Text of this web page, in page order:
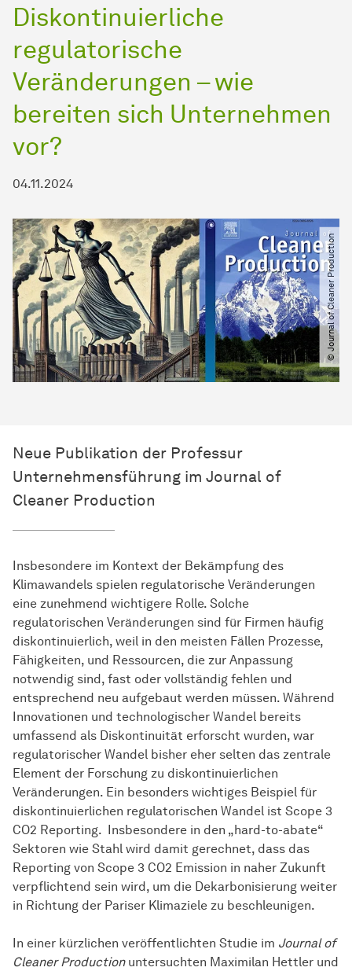
Diskontinuierliche
regulatorische
Veränderungen – wie
bereiten sich Unternehmen
vor?
04.11.2024
© Journal of Cleaner Production
Neue Publikation der Professur
Unternehmensführung im Journal of
Cleaner Production
Insbesondere im Kontext der Bekämpfung des
Klimawandels spielen regulatorische Veränderungen
eine zunehmend wichtigere Rolle. Solche
regulatorischen Veränderungen sind für Firmen häufig
diskontinuierlich, weil in den meisten Fällen Prozesse,
Fähigkeiten, und Ressourcen, die zur Anpassung
notwendig sind, fast oder vollständig fehlen und
entsprechend neu aufgebaut werden müssen. Während
Innovationen und technologischer Wandel bereits
umfassend als Diskontinuität erforscht wurden, war
regulatorischer Wandel bisher eher selten das zentrale
Element der Forschung zu diskontinuierlichen
Veränderungen. Ein besonders wichtiges Beispiel für
diskontinuierlichen regulatorischen Wandel ist Scope 3
CO2 Reporting. Insbesondere in den „hard-to-abate“
Sektoren wie Stahl wird damit gerechnet, dass das
Reporting von Scope 3 CO2 Emission in naher Zukunft
verpflichtend sein wird, um die Dekarbonisierung weiter
in Richtung der Pariser Klimaziele zu beschleunigen.
In einer kürzlichen veröffentlichten Studie im Journal of
Cleaner Productionuntersuchten Maximilan Hettler und